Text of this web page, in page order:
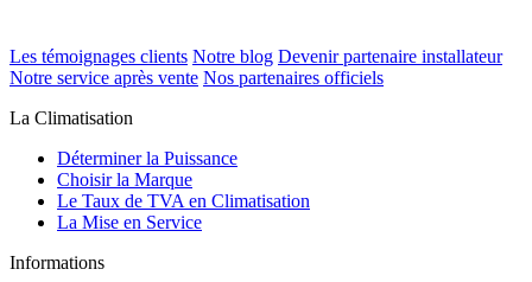
Les témoignages clients Notre blog Devenir partenaire installateur
Notre service après vente Nos partenaires officiels
La Climatisation
Déterminer la Puissance
Choisir la Marque
Le Taux de TVA en Climatisation
La Mise en Service
Informations